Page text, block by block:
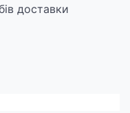
доставки